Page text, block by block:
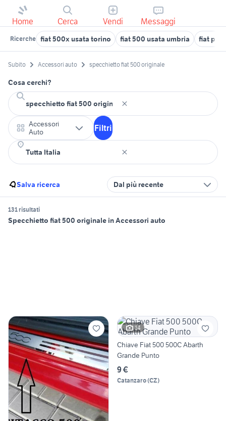
Home Cerca Vendi Messaggi
Ricerche fiat 500x usata torino fiat 500 usata umbria fiat
Subito Accessori auto specchietto fiat 500 originale
Cosa cerchi?
Accessori
Auto
Filtri
Salva ricerca Dal più recente
131 risultati
Specchietto fiat 500 originale in Accessori auto
14
Chiave Fiat 500 500C Abarth
Grande Punto
9 €
Catanzaro(CZ)